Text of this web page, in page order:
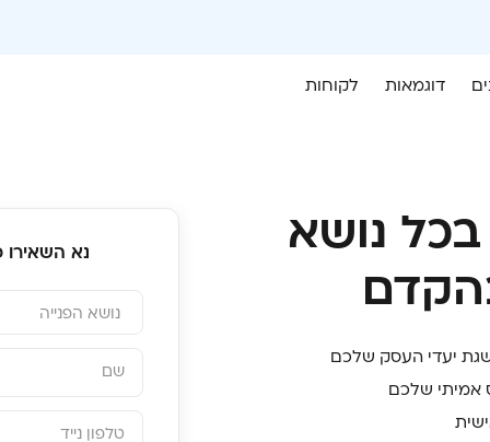
דוגמאות לקוחות
נושא
יעדי העסק שלכם
אמיתי שלכם
נא השאירו